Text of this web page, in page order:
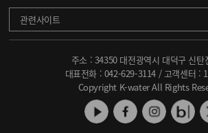
관련사이트
주소 : 34350 대전광역시 대덕구 신탄
대표전화 : 042-629-3114 / 고객센터 :
Copyright K-water All Rights